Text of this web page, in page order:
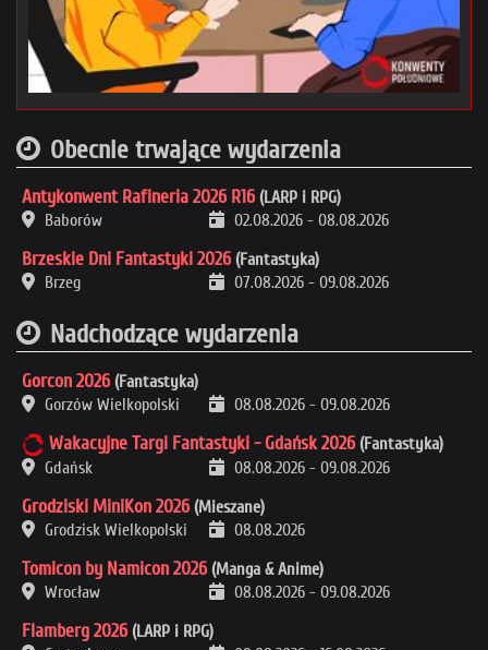
Obecnie trwające wydarzenia
Antykonwent Rafineria 2026 R16 (LARP i RPG)
Baborów
02.08.2026 - 08.08.2026
Brzeskie Dni Fantastyki 2026 (Fantastyka)
Brzeg
07.08.2026 - 09.08.2026
Nadchodzące wydarzenia
Gorcon 2026 (Fantastyka)
Gorzów Wielkopolski
08.08.2026 - 09.08.2026
Wakacyjne Targi Fantastyki - Gdańsk 2026 (Fantastyka)
Gdańsk
08.08.2026 - 09.08.2026
Grodziski MiniKon 2026 (Mieszane)
Grodzisk Wielkopolski
08.08.2026
Tomicon by Namicon 2026 (Manga & Anime)
Wrocław
08.08.2026 - 09.08.2026
Flamberg 2026 (LARP i RPG)